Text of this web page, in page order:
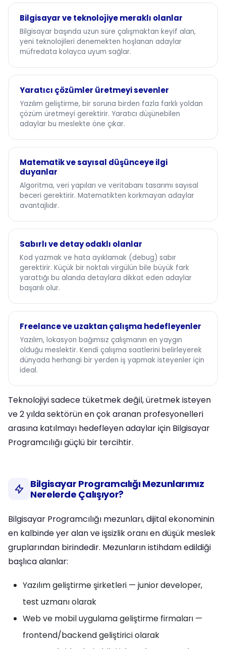
Bilgisayar ve teknolojiye meraklı olanlar
Bilgisayar başında uzun süre çalışmaktan keyif alan,
yeni teknolojileri denemekten hoşlanan adaylar
müfredata kolayca uyum sağlar.
Yaratıcı çözümler üretmeyi sevenler
Yazılım geliştirme, bir soruna birden fazla farklı yoldan
çözüm üretmeyi gerektirir. Yaratıcı düşünebilen
adaylar bu meslekte öne çıkar.
Matematik ve sayısal düşünceye ilgi
duyanlar
Algoritma, veri yapıları ve veritabanı tasarımı sayısal
beceri gerektirir. Matematikten korkmayan adaylar
avantajlıdır.
Sabırlı ve detay odaklı olanlar
Kod yazmak ve hata ayıklamak (debug) sabır
gerektirir. Küçük bir noktalı virgülün bile büyük fark
yarattığı bu alanda detaylara dikkat eden adaylar
başarılı olur.
Freelance ve uzaktan çalışma hedefleyenler
Yazılım, lokasyon bağımsız çalışmanın en yaygın
olduğu meslektir. Kendi çalışma saatlerini belirleyerek
dünyada herhangi bir yerden iş yapmak isteyenler için
ideal.
Teknolojiyi sadece tüketmek değil, üretmek isteyen
ve 2 yılda sektörün en çok aranan profesyonelleri
arasına katılmayı hedefleyen adaylar için Bilgisayar
Programcılığı güçlü bir tercihtir.
Bilgisayar Programcılığı Mezunlarımız
Nerelerde Çalışıyor?
Bilgisayar Programcılığı mezunları, dijital ekonominin
en kalbinde yer alan ve işsizlik oranı en düşük meslek
gruplarından birindedir. Mezunların istihdam edildiği
başlıca alanlar:
Yazılım geliştirme şirketleri — junior developer,
test uzmanı olarak
Web ve mobil uygulama geliştirme firmaları —
frontend/backend geliştirici olarak